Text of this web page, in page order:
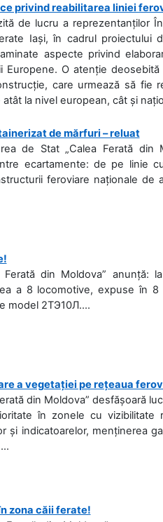
privind reabilitarea liniei
de lucru a reprezentanților
Iași, în cadrul
aspecte privind
Europene. O atenție
care urmează să fie
la nivel european, cât și
de mărfuri – reluat
de Stat „Calea Ferată
ecartamente: de pe linie
feroviare naționale
Ferată din Moldova”
a 8 locomotive, expuse în
model 2ТЭ10Л....
a vegetației pe rețeaua
din Moldova” desfășoară
în zonele cu
și indicatoarelor, menținerea
zona căii ferate!